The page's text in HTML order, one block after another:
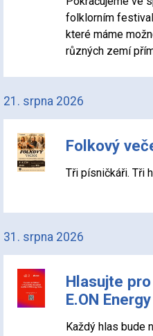
folklorním
které máme
různých zemí
21. srpna 2026
Folkový
Tři písničkáři. Tři
31. srpna 2026
Hlasujte
E.ON
Každý hlas bude